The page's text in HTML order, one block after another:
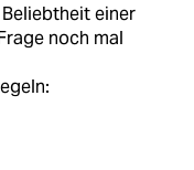
einer
noch mal